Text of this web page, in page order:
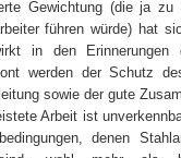
Gewichtung (die ja zu
führen würde) hat
in den Erinnerungen
werden der Schutz
sowie der gute
Arbeit ist
denen